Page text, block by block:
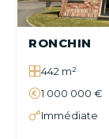
RONCHIN
442 m²
1 000 000 €
Immédiate